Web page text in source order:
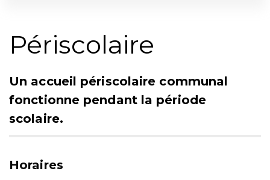
Périscolaire
Un accueil périscolaire communal
fonctionne pendant la période
scolaire.
Horaires